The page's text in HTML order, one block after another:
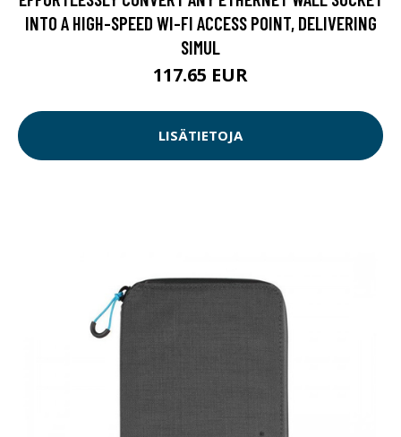
INTO A HIGH-SPEED WI-FI ACCESS POINT, DELIVERING
SIMUL
117.65 EUR
LISÄTIETOJA